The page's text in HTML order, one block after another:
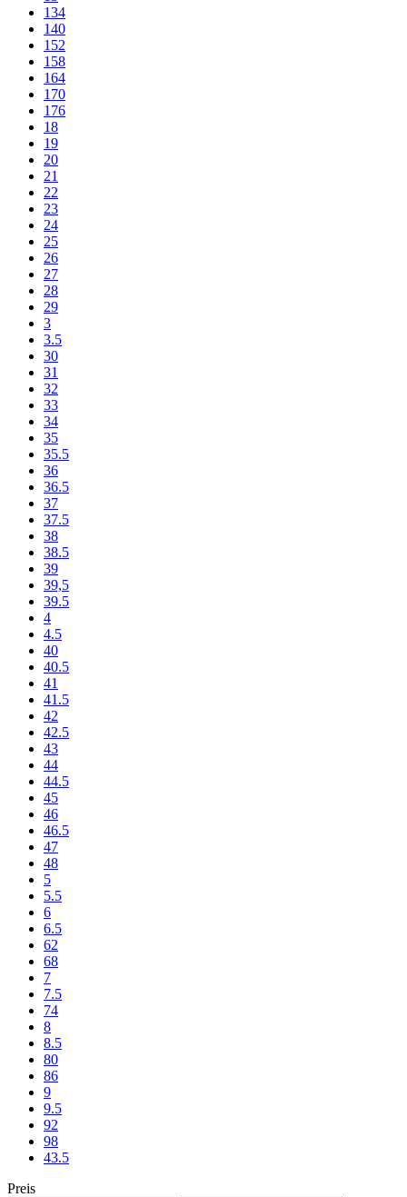
134
140
152
158
164
170
176
18
19
20
21
22
23
24
25
26
27
28
29
3
3.5
30
31
32
33
34
35
35.5
36
36.5
37
37.5
38
38.5
39
39,5
39.5
4
4.5
40
40.5
41
41.5
42
42.5
43
44
44.5
45
46
46.5
47
48
5
5.5
6
6.5
62
68
7
7.5
74
8
8.5
80
86
9
9.5
92
98
43.5
Preis